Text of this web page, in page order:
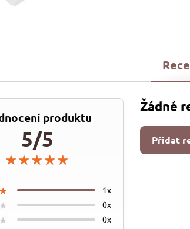
produktu
5/5
★★★★★
★★★★★
★★★★★
1x
0x
0x
Žádné
Přidat